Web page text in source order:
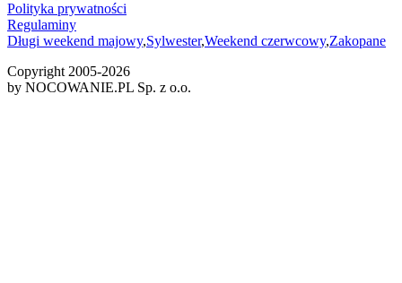
Polityka prywatności
Regulaminy
Długi weekend majowy,Sylwester,Weekend czerwcowy,Zakopane
Copyright 2005-2026
by NOCOWANIE.PL Sp. z o.o.